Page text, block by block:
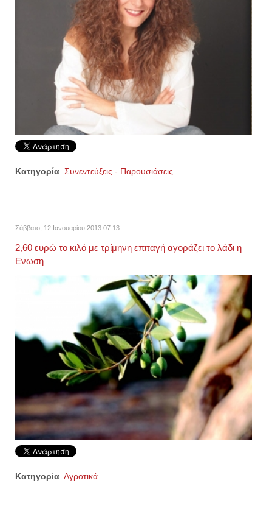
Κατηγορία Συνεντεύξεις - Παρουσιάσεις
Σάββατο, 12 Ιανουαρίου 2013 07:13
2,60 ευρώ το κιλό με τρίμηνη επιταγή αγοράζει το λάδι η
Ενωση
Κατηγορία Αγροτικά